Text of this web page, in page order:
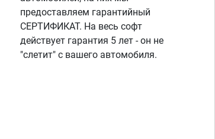
предоставляем гарантийный
СЕРТИФИКАТ. На весь софт
действует гарантия 5 лет - он не
"слетит" с вашего автомобиля.